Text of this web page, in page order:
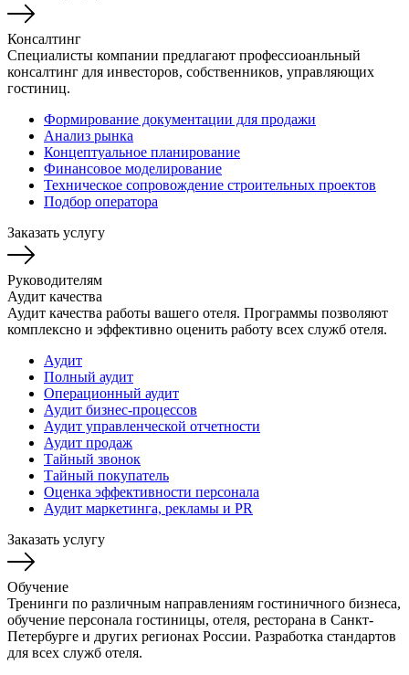
Консалтинг
Специалисты компании предлагают профессиоанльный
консалтинг для инвесторов, собственников, управляющих
гостиниц.
Формирование документации для продажи
Анализ рынка
Концептуальное планирование
Финансовое моделирование
Техническое сопровождение строительных проектов
Подбор оператора
Заказать услугу
Руководителям
Аудит качества
Аудит качества работы вашего отеля. Программы позволяют
комплексно и эффективно оценить работу всех служб отеля.
Аудит
Полный аудит
Операционный аудит
Аудит бизнес-процессов
Аудит управленческой отчетности
Аудит продаж
Тайный звонок
Тайный покупатель
Оценка эффективности персонала
Аудит маркетинга, рекламы и PR
Заказать услугу
Обучение
Тренинги по различным направлениям гостиничного бизнеса,
обучение персонала гостиницы, отеля, ресторана в Санкт-
Петербурге и других регионах России. Разработка стандартов
для всех служб отеля.